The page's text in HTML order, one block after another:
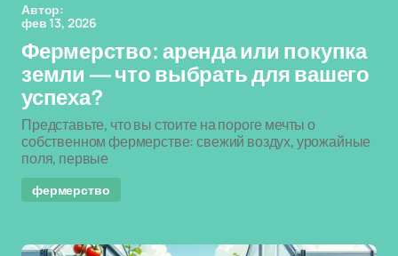
Автор:
фев 13, 2026
Фермерство: аренда или покупка
земли — что выбрать для вашего
успеха?
Представьте, что вы стоите на пороге мечты о
собственном фермерстве: свежий воздух, урожайные
поля, первые
фермерство